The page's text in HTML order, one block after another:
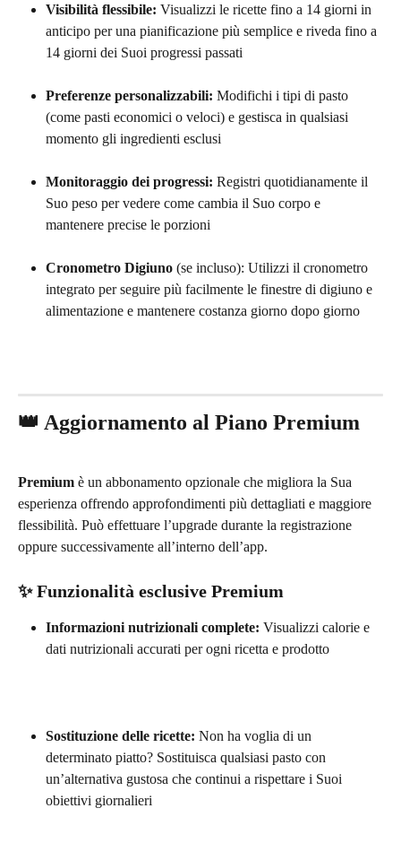
Visibilità flessibile: Visualizzi le ricette fino a 14 giorni in
anticipo per una pianificazione più semplice e riveda fino a
14 giorni dei Suoi progressi passati
Preferenze personalizzabili: Modifichi i tipi di pasto
(come pasti economici o veloci) e gestisca in qualsiasi
momento gli ingredienti esclusi
Monitoraggio dei progressi: Registri quotidianamente il
Suo peso per vedere come cambia il Suo corpo e
mantenere precise le porzioni
Cronometro Digiuno (se incluso): Utilizzi il cronometro
integrato per seguire più facilmente le finestre di digiuno e
alimentazione e mantenere costanza giorno dopo giorno
👑 Aggiornamento al Piano Premium
Premium è un abbonamento opzionale che migliora la Sua
esperienza offrendo approfondimenti più dettagliati e maggiore
flessibilità. Può effettuare l’upgrade durante la registrazione
oppure successivamente all’interno dell’app.
✨ Funzionalità esclusive Premium
Informazioni nutrizionali complete: Visualizzi calorie e
dati nutrizionali accurati per ogni ricetta e prodotto
Sostituzione delle ricette: Non ha voglia di un
determinato piatto? Sostituisca qualsiasi pasto con
un’alternativa gustosa che continui a rispettare i Suoi
obiettivi giornalieri